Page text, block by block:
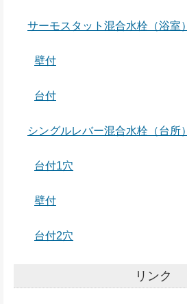
サーモスタット混合水栓（浴室）
壁付
台付
シングルレバー混合水栓（台所）
台付1穴
壁付
台付2穴
リンク